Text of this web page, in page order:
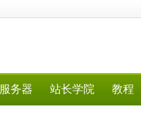
服务器 站长学院 教程